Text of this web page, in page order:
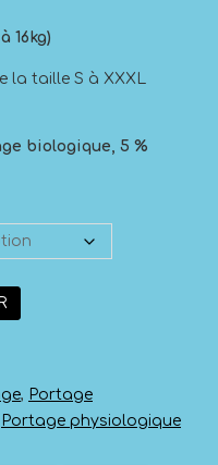
16kg)
la taille S à XXXL
biologique, 5 %
, Portage
Portage physiologique